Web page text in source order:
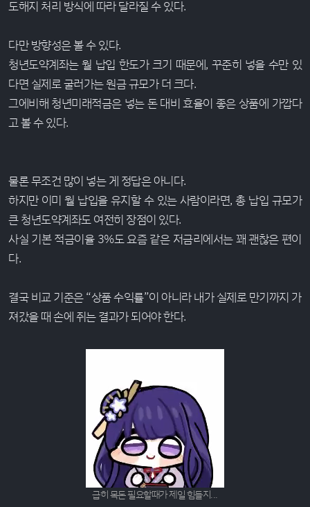
도해지 처리 방식에 따라 달라질 수 있다.
다만 방향성은 볼 수 있다.
청년도약계좌는 월 납입 한도가 크기 때문에, 꾸준히 넣을 수만 있
다면 실제로 굴러가는 원금 규모가 더 크다.
그에비해 청년미래적금은 넣는 돈 대비 효율이 좋은 상품에 가깝다
고 볼 수 있다.
물론 무조건 많이 넣는 게 정답은 아니다.
하지만 이미 월 납입을 유지할 수 있는 사람이라면, 총 납입 규모가
큰 청년도약계좌도 여전히 장점이 있다.
사실 기본 적금이율 3%도 요즘 같은 저금리에서는 꽤 괜찮은 편이
다.
결국 비교 기준은 “상품 수익률”이 아니라 내가 실제로 만기까지 가
져갔을 때 손에 쥐는 결과가 되어야 한다.
급히 목돈 필요할때가 제일 힘들지...